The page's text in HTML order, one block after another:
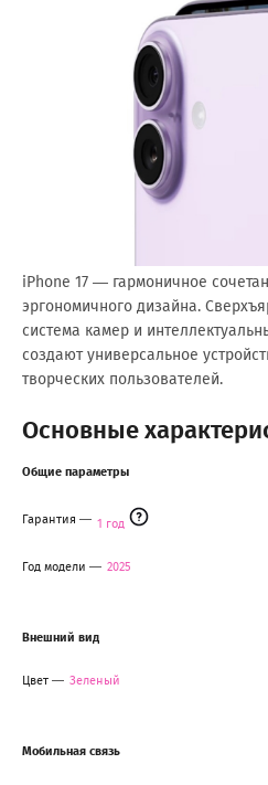
iPhone 17 — гармоничное
эргономичного дизайна.
система камер и
создают универсальное
творческих пользователей.
Основные
Общие параметры
Гарантия 1 год
Год модели 2025
Внешний вид
Цвет Зеленый
Мобильная связь